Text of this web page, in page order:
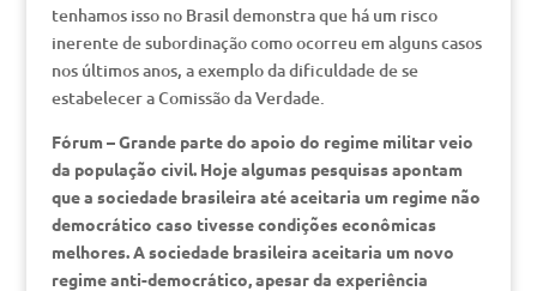
tenhamos isso no Brasil demonstra que há um risco
inerente de subordinação como ocorreu em alguns casos
nos últimos anos, a exemplo da dificuldade de se
estabelecer a Comissão da Verdade.
Fórum – Grande parte do apoio do regime militar veio
da população civil. Hoje algumas pesquisas apontam
que a sociedade brasileira até aceitaria um regime não
democrático caso tivesse condições econômicas
melhores. A sociedade brasileira aceitaria um novo
regime anti-democrático, apesar da experiência